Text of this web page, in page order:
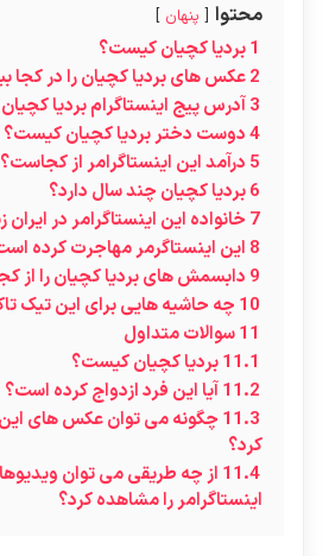
محتوا پنهان
1بردیا کچیان کیست؟
2عکس های بردیا کچیان را در کجا
3آدرس پیج اینستاگرام بردیا
4دوست دختر بردیا کچیان کیست؟
5 درآمد این اینستاگرامر از کجاست؟
6بردیا کچیان چند سال دارد؟
7 خانواده این اینستاگرامر در
8 این اینستاگرمر مهاجرت کرده
9 دابسمش های بردیا کچیان را از
10 چه حاشیه هایی برای این تیک
11سوالات متداول
11.1بردیا کچیان کیست؟
11.2آیا این فرد ازدواج کرده است؟
11.3 چگونه می توان عکس های
کرد؟
11.4 از چه طریقی می توان
اینستاگرامر را مشاهده کرد؟